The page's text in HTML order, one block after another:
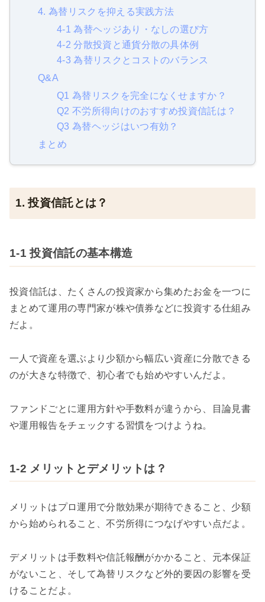
4. 為替リスクを抑える実践方法
4-1 為替ヘッジあり・なしの選び方
4-2 分散投資と通貨分散の具体例
4-3 為替リスクとコストのバランス
Q&A
Q1 為替リスクを完全になくせますか？
Q2 不労所得向けのおすすめ投資信託は？
Q3 為替ヘッジはいつ有効？
まとめ
1. 投資信託とは？
1-1 投資信託の基本構造
投資信託は、たくさんの投資家から集めたお金を一つに
まとめて運用の専門家が株や債券などに投資する仕組み
だよ。
一人で資産を選ぶより少額から幅広い資産に分散できる
のが大きな特徴で、初心者でも始めやすいんだよ。
ファンドごとに運用方針や手数料が違うから、目論見書
や運用報告をチェックする習慣をつけようね。
1-2 メリットとデメリットは？
メリットはプロ運用で分散効果が期待できること、少額
から始められること、不労所得につなげやすい点だよ。
デメリットは手数料や信託報酬がかかること、元本保証
がないこと、そして為替リスクなど外的要因の影響を受
けることだよ。